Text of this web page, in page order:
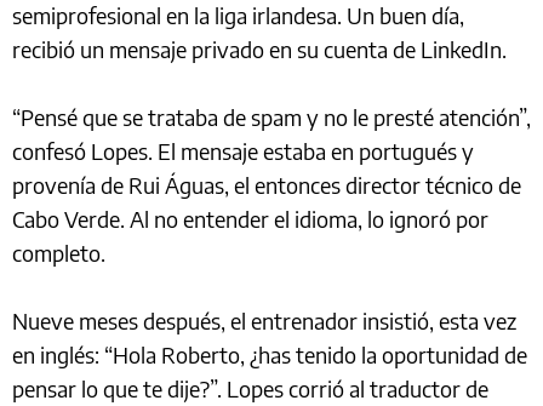
semiprofesional en la liga irlandesa. Un buen día,
recibió un mensaje privado en su cuenta de LinkedIn.
“Pensé que se trataba de spam y no le presté atención”,
confesó Lopes. El mensaje estaba en portugués y
provenía de Rui Águas, el entonces director técnico de
Cabo Verde. Al no entender el idioma, lo ignoró por
completo.
Nueve meses después, el entrenador insistió, esta vez
en inglés: “Hola Roberto, ¿has tenido la oportunidad de
pensar lo que te dije?”. Lopes corrió al traductor de